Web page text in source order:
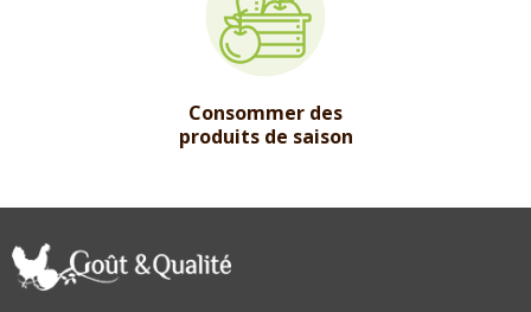
Consommer des
produits de saison